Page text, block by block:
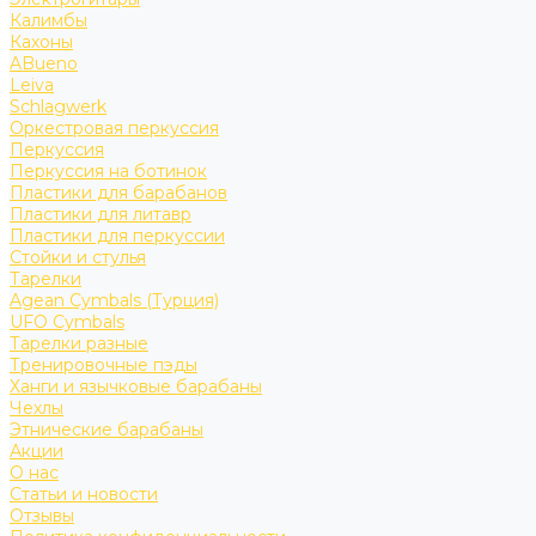
Калимбы
Кахоны
ABueno
Leiva
Schlagwerk
Оркестровая перкуссия
Перкуссия
Перкуссия на ботинок
Пластики для барабанов
Пластики для литавр
Пластики для перкуссии
Стойки и стулья
Тарелки
Agean Cymbals (Турция)
UFO Cymbals
Тарелки разные
Тренировочные пэды
Ханги и язычковые барабаны
Чехлы
Этнические барабаны
Акции
О нас
Статьи и новости
Отзывы